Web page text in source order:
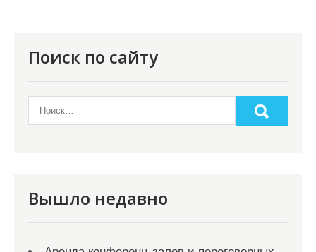
Поиск по сайту
Вышло недавно